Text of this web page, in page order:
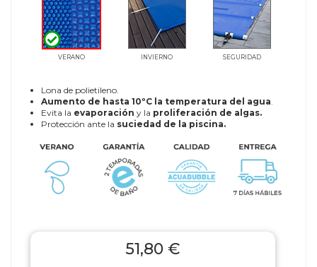
VERANO INVIERNO SEGURIDAD
Lona de polietileno.
Aumento de hasta 10ºC la temperatura del agua.
Evita la evaporación y la proliferación de algas.
Protección ante la suciedad de la piscina.
51,80 €